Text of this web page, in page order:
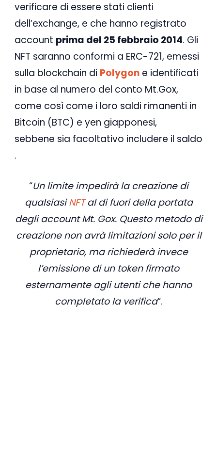
verificare di essere stati clienti
dell’exchange, e che hanno registrato
account prima del 25 febbraio 2014. Gli
NFT saranno conformi a ERC-721, emessi
sulla blockchain di Polygon e identificati
in base al numero del conto Mt.Gox,
come così come i loro saldi rimanenti in
Bitcoin (BTC) e yen giapponesi,
sebbene sia facoltativo includere il saldo
.
“Un limite impedirà la creazione di
qualsiasiNFTal di fuori della portata
degli account Mt. Gox. Questo metodo di
creazione non avrà limitazioni solo per il
proprietario, ma richiederà invece
l’emissione di un token firmato
esternamente agli utenti che hanno
completato la verifica“.